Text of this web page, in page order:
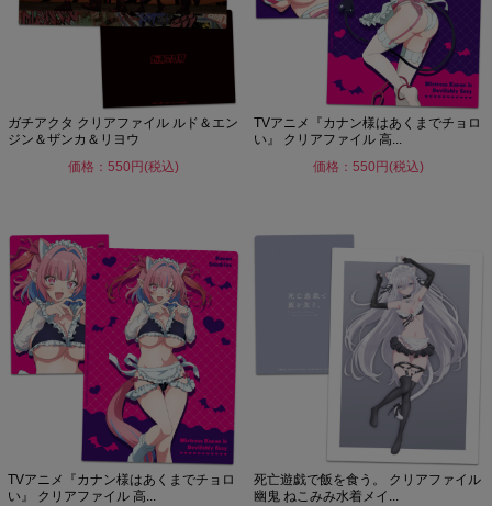
ガチアクタ クリアファイル ルド＆エン
ジン＆ザンカ＆リヨウ
価格：550円(税込)
TVアニメ『カナン様はあくまでチョロ
い』 クリアファイル 高...
価格：550円(税込)
TVアニメ『カナン様はあくまでチョロ
い』 クリアファイル 高...
死亡遊戯で飯を食う。 クリアファイル
幽鬼 ねこみみ水着メイ...